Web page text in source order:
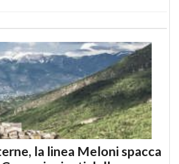
la linea Meloni spacca